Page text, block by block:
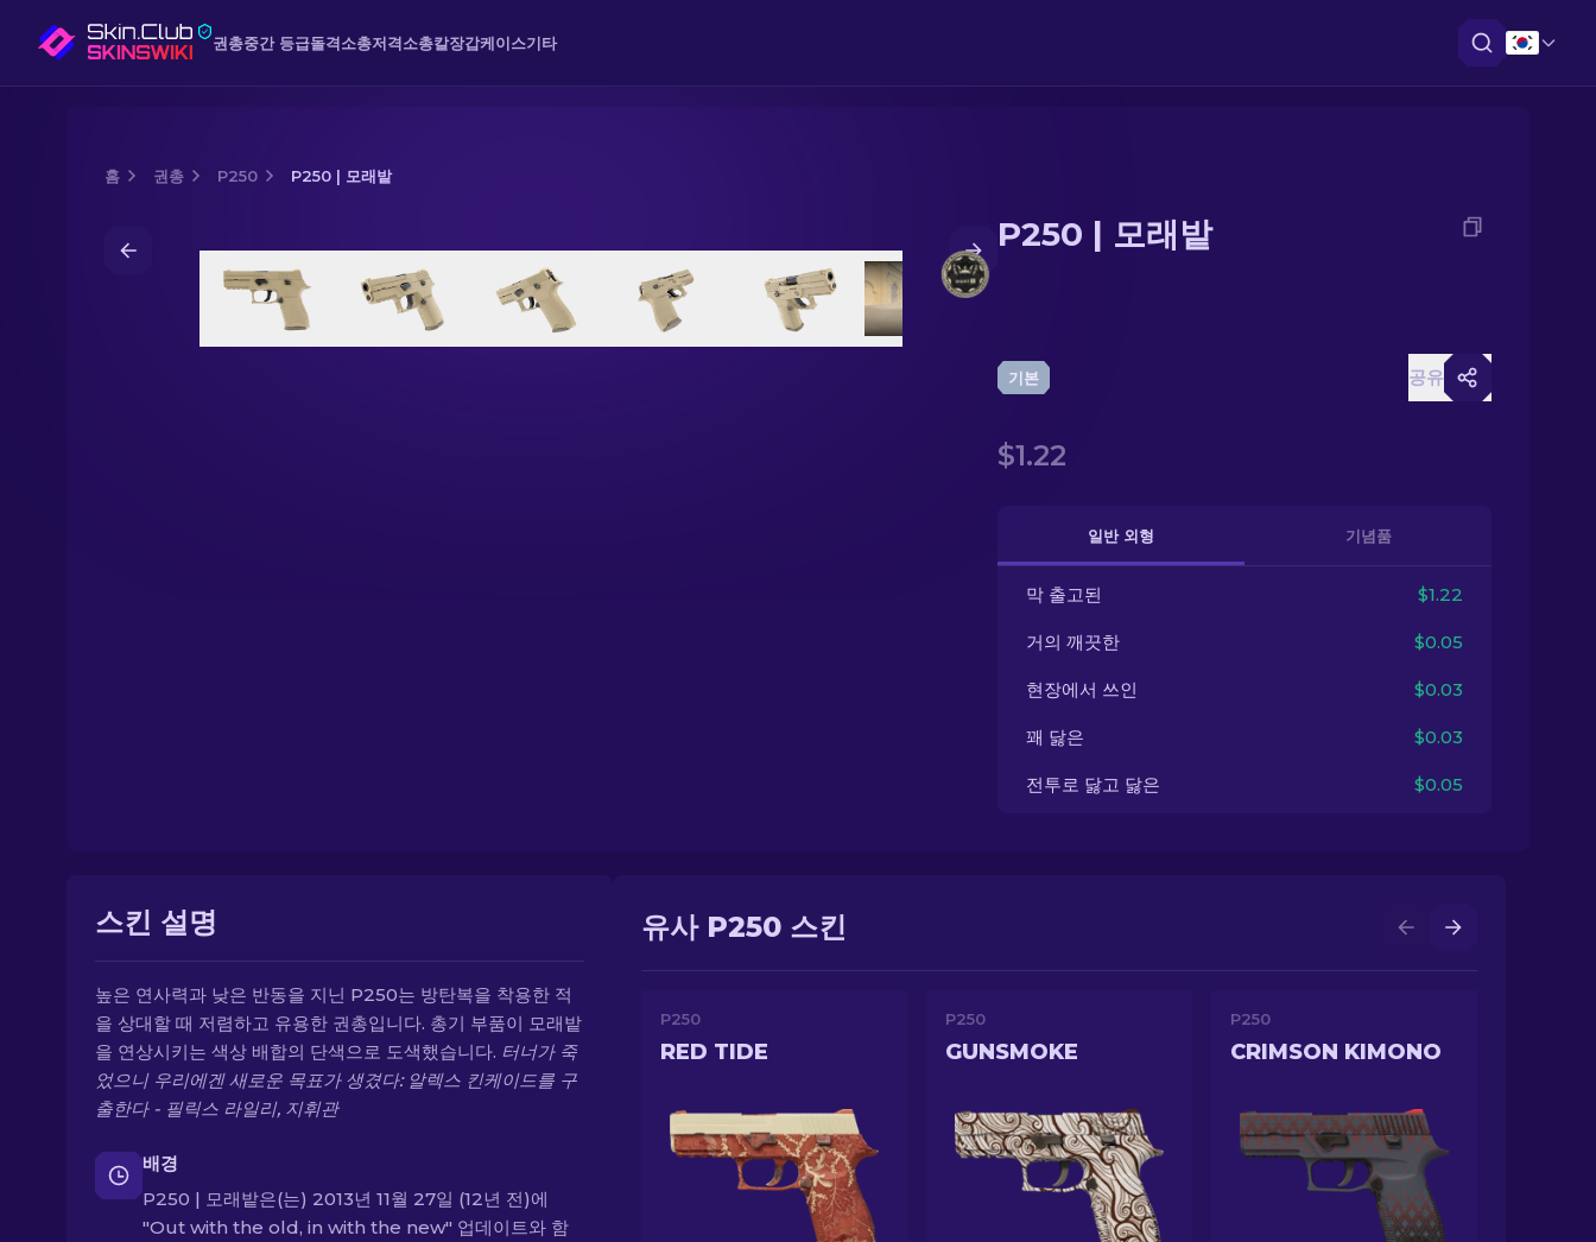
권총중간 등급돌격소총저격소총칼장갑케이스기타
홈 권총 P250 P250 | 모래밭
P250 | 모래밭
기본 공유
$1.22
일반 외형 기념품
막 출고된 $1.22
거의 깨끗한 $0.05
현장에서 쓰인 $0.03
꽤 닳은 $0.03
전투로 닳고 닳은 $0.05
스킨 설명
높은 연사력과 낮은 반동을 지닌 P250는 방탄복을 착용한 적
을 상대할 때 저렴하고 유용한 권총입니다. 총기 부품이 모래밭
을 연상시키는 색상 배합의 단색으로 도색했습니다. 터너가 죽
었으니 우리에겐 새로운 목표가 생겼다: 알렉스 킨케이드를 구
출한다 - 필릭스 라일리, 지휘관
배경
P250 | 모래밭은(는) 2013년 11월 27일 (12년 전)에
"Out with the old, in with the new" 업데이트와 함
유사 P250 스킨
P250
RED TIDE
P250
GUNSMOKE
P250
CRIMSON KIMONO